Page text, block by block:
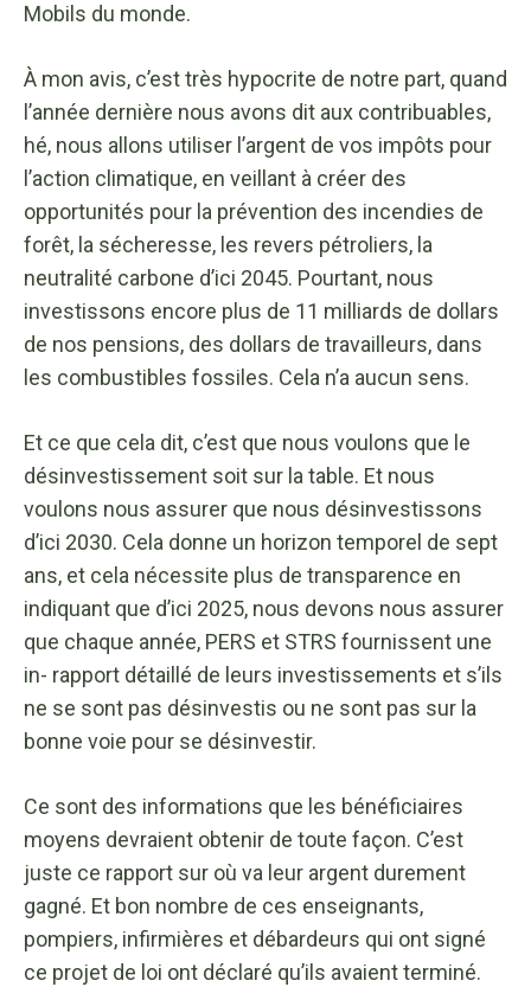
Mobils du monde.
À mon avis, c’est très hypocrite de notre part, quand
l’année dernière nous avons dit aux contribuables,
hé, nous allons utiliser l’argent de vos impôts pour
l’action climatique, en veillant à créer des
opportunités pour la prévention des incendies de
forêt, la sécheresse, les revers pétroliers, la
neutralité carbone d’ici 2045. Pourtant, nous
investissons encore plus de 11 milliards de dollars
de nos pensions, des dollars de travailleurs, dans
les combustibles fossiles. Cela n’a aucun sens.
Et ce que cela dit, c’est que nous voulons que le
désinvestissement soit sur la table. Et nous
voulons nous assurer que nous désinvestissons
d’ici 2030. Cela donne un horizon temporel de sept
ans, et cela nécessite plus de transparence en
indiquant que d’ici 2025, nous devons nous assurer
que chaque année, PERS et STRS fournissent une
in- rapport détaillé de leurs investissements et s’ils
ne se sont pas désinvestis ou ne sont pas sur la
bonne voie pour se désinvestir.
Ce sont des informations que les bénéficiaires
moyens devraient obtenir de toute façon. C’est
juste ce rapport sur où va leur argent durement
gagné. Et bon nombre de ces enseignants,
pompiers, infirmières et débardeurs qui ont signé
ce projet de loi ont déclaré qu’ils avaient terminé.